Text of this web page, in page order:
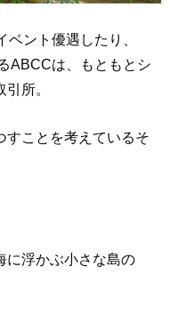
ント優遇したり、
ABCCは、もともとシ
所。
すことを考えているそ
に浮かぶ小さな島の